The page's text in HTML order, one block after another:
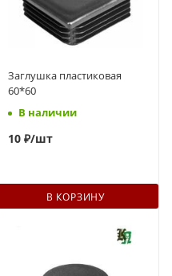
Заглушка пластиковая
60*60
В наличии
10 ₽/шт
В КОРЗИНУ